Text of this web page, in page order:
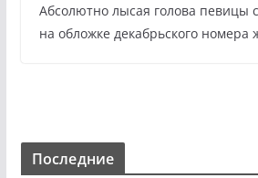
Абсолютно лысая голова певицы
на обложке декабрьского номера
Последние